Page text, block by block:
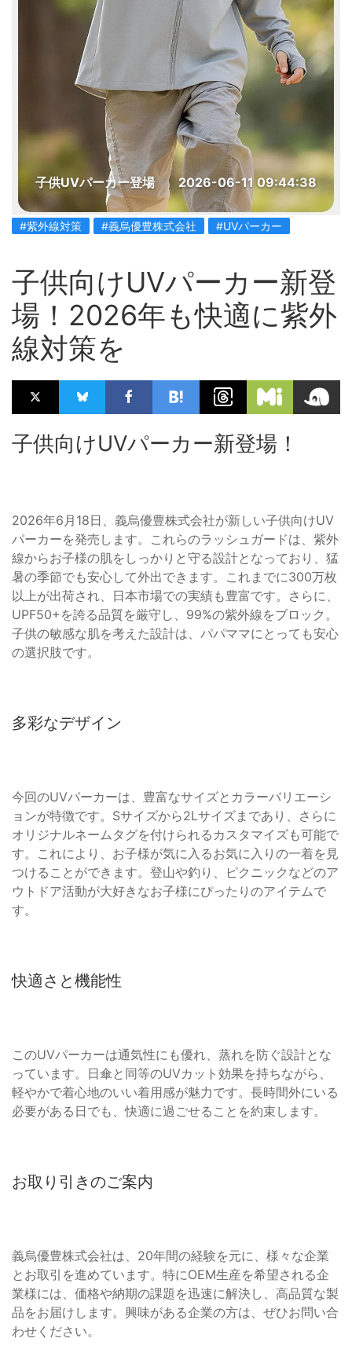
子供UVパーカー登場 2026-06-11 09:44:38
#紫外線対策 #義烏優豊株式会社 #UVパーカー
子供向けUVパーカー新登
場！2026年も快適に紫外
線対策を
子供向けUVパーカー新登場！
2026年6月18日、義烏優豊株式会社が新しい子供向けUV
パーカーを発売します。これらのラッシュガードは、紫外
線からお子様の肌をしっかりと守る設計となっており、猛
暑の季節でも安心して外出できます。これまでに300万枚
以上が出荷され、日本市場での実績も豊富です。さらに、
UPF50+を誇る品質を厳守し、99%の紫外線をブロック。
子供の敏感な肌を考えた設計は、パパママにとっても安心
の選択肢です。
多彩なデザイン
今回のUVパーカーは、豊富なサイズとカラーバリエーシ
ョンが特徴です。Sサイズから2Lサイズまであり、さらに
オリジナルネームタグを付けられるカスタマイズも可能で
す。これにより、お子様が気に入るお気に入りの一着を見
つけることができます。登山や釣り、ピクニックなどのア
ウトドア活動が大好きなお子様にぴったりのアイテムで
す。
快適さと機能性
このUVパーカーは通気性にも優れ、蒸れを防ぐ設計とな
っています。日傘と同等のUVカット効果を持ちながら、
軽やかで着心地のいい着用感が魅力です。長時間外にいる
必要がある日でも、快適に過ごせることを約束します。
お取り引きのご案内
義烏優豊株式会社は、20年間の経験を元に、様々な企業
とお取引を進めています。特にOEM生産を希望される企
業様には、価格や納期の課題を迅速に解決し、高品質な製
品をお届けします。興味がある企業の方は、ぜひお問い合
わせください。